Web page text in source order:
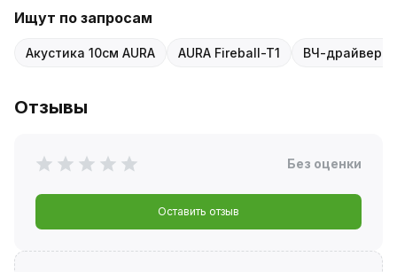
Ищут по запросам
Акустика 10см AURA AURA Fireball-T1 ВЧ-драйвер
Отзывы
Без оценки
Оставить отзыв